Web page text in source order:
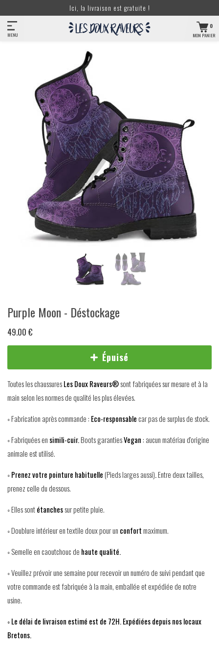
Ici, la livraison est gratuite !
0
MON PANIER
MENU
Purple Moon - Déstockage
49.00 €
Épuisé
Toutes les chaussuresLes Doux Raveurs®sont fabriquées sur mesure et à la
main selon les normes de qualité les plus élevées.
◦ Fabrication après commande : Eco-responsablecar pas de surplus de stock.
◦ Fabriquées en simili-cuir.Boots garantiesVegan: aucun matériau d'origine
animale est utilisé.
◦Prenez votre pointure habituelle(Pieds larges aussi).Entre deux tailles,
prenez celle du dessous.
◦ Elles sontétanchessur petite pluie.
◦ Doublure intérieur en textile doux pour un confortmaximum.
◦ Semelle en caoutchouc de haute qualité.
◦ Veuillez prévoir une semaine pour recevoir un numéro de suivi pendant que
votre commande est fabriquée à la main, emballée et expédiée de notre
usine.
◦ Le délai de livraison estimé est de 72H. Expédiées depuis nos locaux
Bretons.